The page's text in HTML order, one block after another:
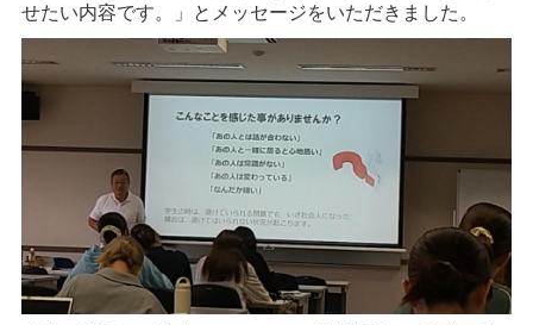
せたい内容です。」とメッセージをいただきました。